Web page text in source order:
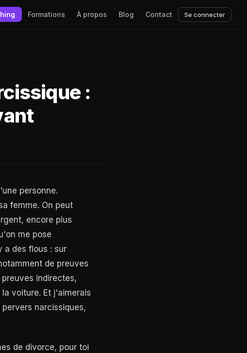
Formations À propos Blog Contact Se connecter
:
personne.
femme. On peut
encore plus
me pose
a des flous : sur
de preuves
indirectes,
voiture. Et j'aimerais
narcissiques,
de divorce, pour toi